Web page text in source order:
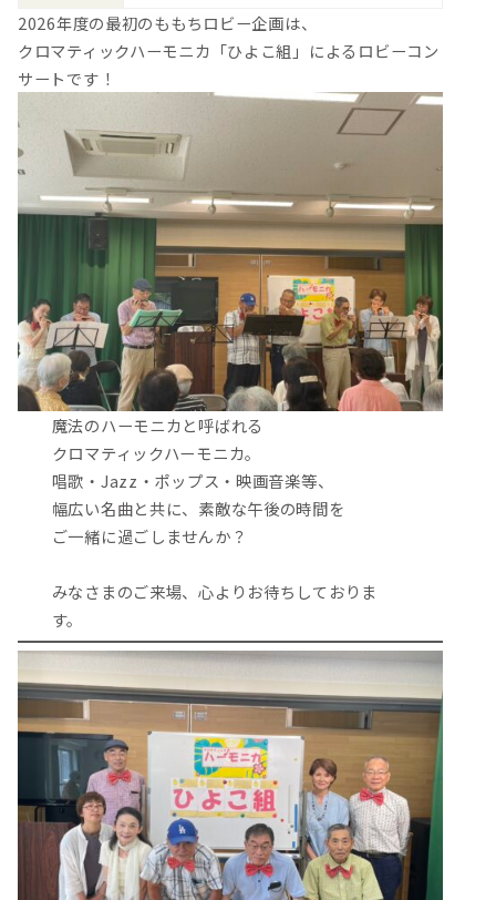
2026年度の最初のももちロビー企画は、
クロマティックハーモニカ「ひよこ組」によるロビーコン
サートです！
魔法のハーモニカと呼ばれる
クロマティックハーモニカ。
唱歌・Jazz・ポップス・映画音楽等、
幅広い名曲と共に、素敵な午後の時間を
ご一緒に過ごしませんか？
みなさまのご来場、心よりお待ちしておりま
す。